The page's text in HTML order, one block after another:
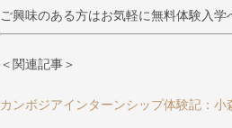
ご興味のある方はお気軽に無料体験入学
＜関連記事＞
カンボジアインターンシップ体験記：小